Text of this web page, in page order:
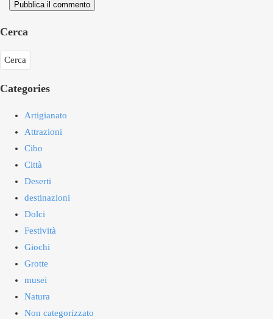
Pubblica il commento
Cerca
Categories
Artigianato
Attrazioni
Cibo
Città
Deserti
destinazioni
Dolci
Festività
Giochi
Grotte
musei
Natura
Non categorizzato